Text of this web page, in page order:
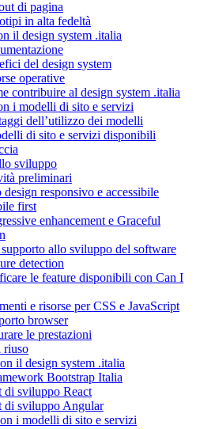
di pagina
in alta fedeltà
il design system .italia
del design system
operative
contribuire al design system .italia
i modelli di sito e servizi
dell’utilizzo dei modelli
di sito e servizi disponibili
sviluppo
preliminari
design responsivo e accessibile
first
enhancement e Graceful
allo sviluppo del software
detection
le feature disponibili con Can I
e risorse per CSS e JavaScript
browser
le prestazioni
riuso
il design system .italia
Bootstrap Italia
sviluppo React
di sviluppo Angular
i modelli di sito e servizi